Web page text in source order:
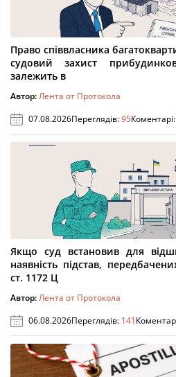
Право співвласника
судовий захист
залежить в
Автор:Лента от Протокола
07.08.2026Переглядів:95Коментарі:
Якщо суд встановив для
наявність підстав,
ст. 1172 Ц
Автор:Лента от Протокола
06.08.2026Переглядів: 141